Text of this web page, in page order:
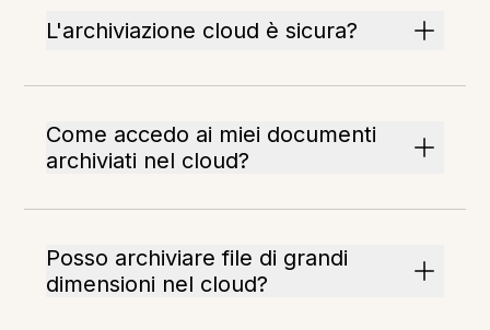
L'archiviazione cloud è sicura?
Come accedo ai miei documenti
archiviati nel cloud?
Posso archiviare file di grandi
dimensioni nel cloud?